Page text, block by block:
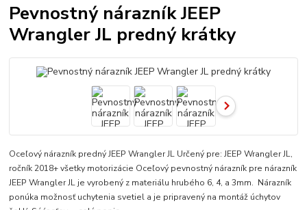
Pevnostný nárazník JEEP
Wrangler JL predný krátky
Oceľový nárazník predný JEEP Wrangler JL Určený pre: JEEP Wrangler JL,
ročník 2018+ všetky motorizácie Oceľový pevnostný nárazník pre nárazník
JEEP Wrangler JL je vyrobený z materiálu hrubého 6, 4, a 3mm. Nárazník
ponúka možnosť uchytenia svetiel a je pripravený na montáž úchytov